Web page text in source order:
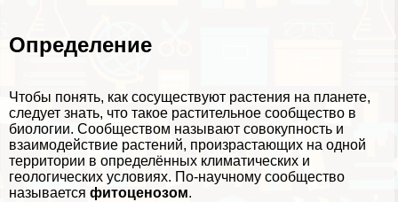
Определение
Чтобы понять, как сосуществуют растения на планете,
следует знать, что такое растительное сообщество в
биологии. Сообществом называют совокупность и
взаимодействие растений, произрастающих на одной
территории в определённых климатических и
геологических условиях. По-научному сообщество
называется фитоценозом.